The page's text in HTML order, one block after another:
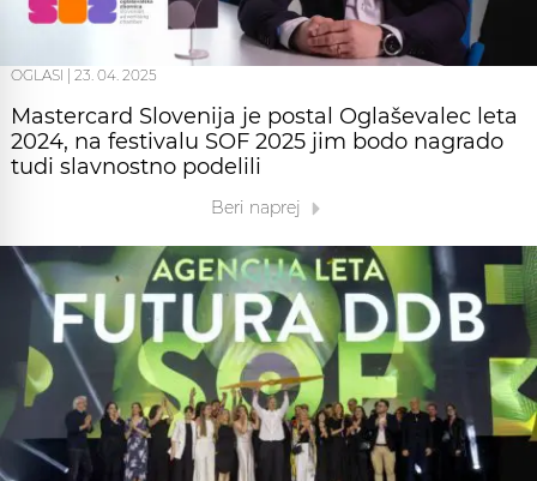
OGLASI 23. 04. 2025
Mastercard Slovenija je postal Oglaševalec leta
2024, na festivalu SOF 2025 jim bodo nagrado
tudi slavnostno podelili
Beri naprej